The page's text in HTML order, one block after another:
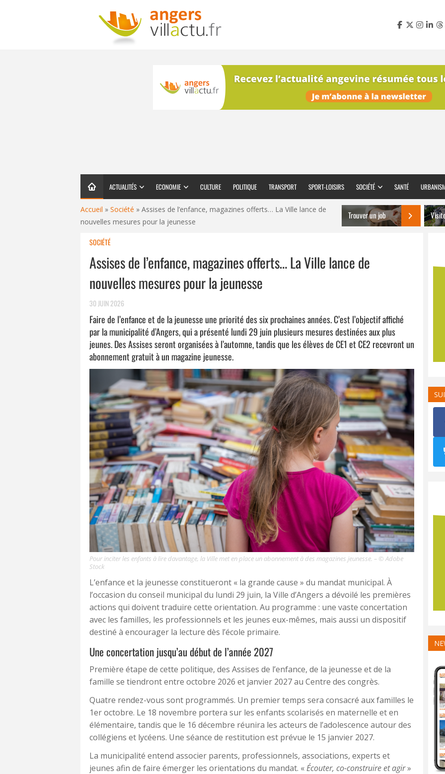
ACTUALITÉS ECONOMIE CULTURE POLITIQUE TRANSPORT SPORT-LOISIRS SOCIÉTÉ SANTÉ
Accueil » Société » Assises de l’enfance, magazines offerts… La Ville lance de
nouvelles mesures pour la jeunesse
Trouver un job
SOCIÉTÉ
Assises de l’enfance, magazines offerts… La Ville lance de
nouvelles mesures pour la jeunesse
30 JUIN 2026
Faire de l’enfance et de la jeunesse une priorité des six prochaines années. C’est l’objectif affiché
par la municipalité d’Angers, qui a présenté lundi 29 juin plusieurs mesures destinées aux plus
jeunes. Des Assises seront organisées à l’automne, tandis que les élèves de CE1 et CE2 recevront un
abonnement gratuit à un magazine jeunesse.
Pour inciter les enfants à lire davantage, la Ville met en place un abonnement à des magazines jeunesse. – © Adobe
Stock
L’enfance et la jeunesse constitueront « la grande cause » du mandat municipal. À
l’occasion du conseil municipal du lundi 29 juin, la Ville d’Angers a dévoilé les premières
actions qui doivent traduire cette orientation. Au programme : une vaste concertation
avec les familles, les professionnels et les jeunes eux-mêmes, mais aussi un dispositif
destiné à encourager la lecture dès l’école primaire.
Une concertation jusqu’au début de l’année 2027
Première étape de cette politique, des Assises de l’enfance, de la jeunesse et de la
famille se tiendront entre octobre 2026 et janvier 2027 au Centre des congrès.
Quatre rendez-vous sont programmés. Un premier temps sera consacré aux familles le
1er octobre. Le 18 novembre portera sur les enfants scolarisés en maternelle et en
élémentaire, tandis que le 16 décembre réunira les acteurs de l’adolescence autour des
collégiens et lycéens. Une séance de restitution est prévue le 15 janvier 2027.
La municipalité entend associer parents, professionnels, associations, experts et
jeunes afin de faire émerger les orientations du mandat. «Écouter, co-construire et agir»